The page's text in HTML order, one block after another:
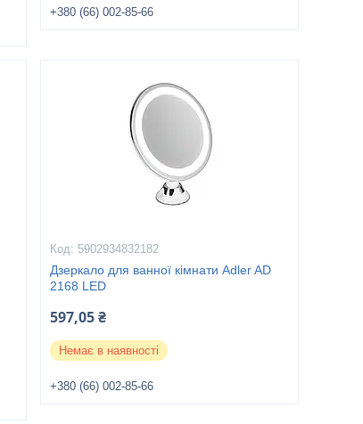
+380 (66) 002-85-66
5902934832182
Дзеркало для ванної кімнати Adler AD
2168 LED
597,05 ₴
Немає в наявності
+380 (66) 002-85-66